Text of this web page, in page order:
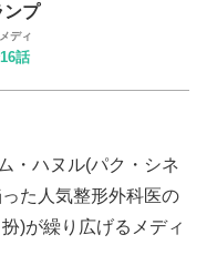
ンプ
ディ
話
・ハヌル(パク・シネ
た人気整形外科医の
)が繰り広げるメディ